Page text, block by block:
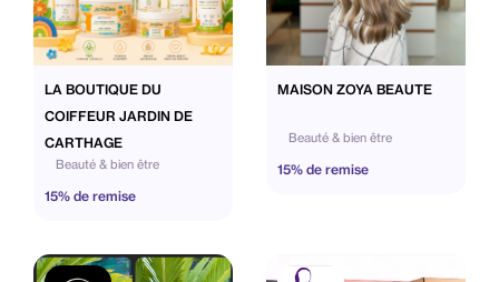
LA BOUTIQUE DU
COIFFEUR JARDIN DE
CARTHAGE
Beauté & bien être
15% de remise
MAISON ZOYA BEAUTE
Beauté & bien être
15% de remise